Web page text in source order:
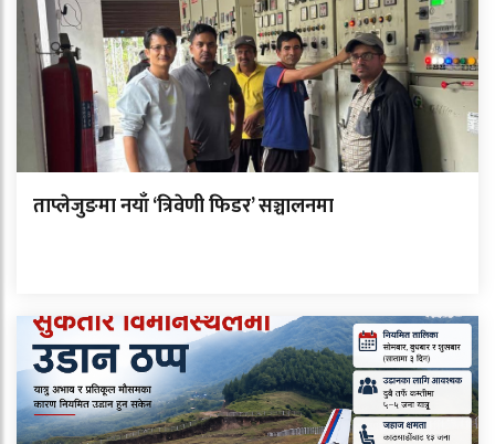
ताप्लेजुङमा नयाँ ‘त्रिवेणी फिडर’ सञ्चालनमा